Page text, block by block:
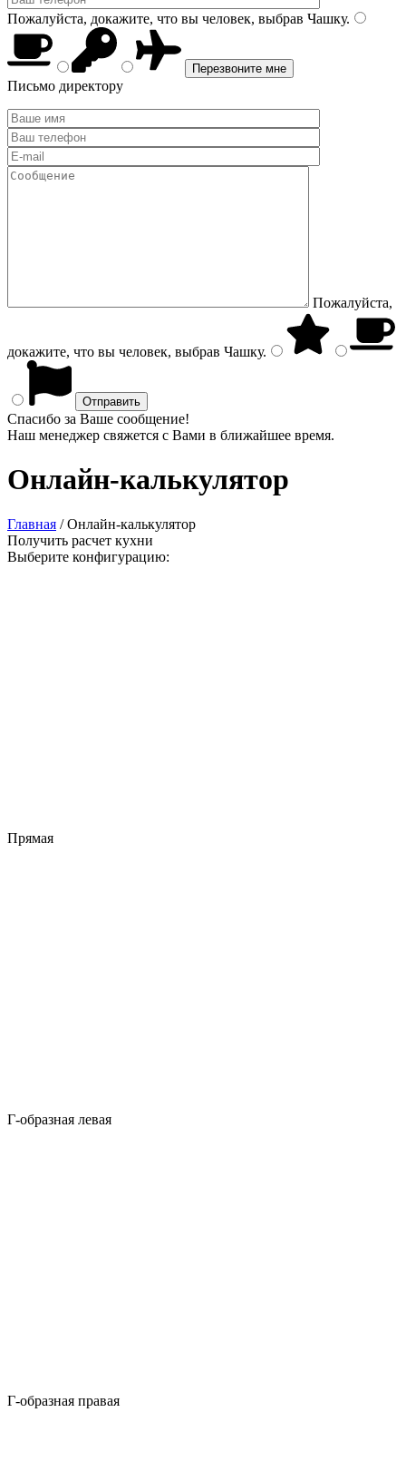
Пожалуйста, докажите, что вы человек, выбрав Чашку.
Письмо директору
Пожалуйста,
докажите, что вы человек, выбрав Чашку.
Спасибо за Ваше сообщение!
Наш менеджер свяжется с Вами в ближайшее время.
Онлайн-калькулятор
Главная /Онлайн-калькулятор
Получить расчет кухни
Выберите конфигурацию:
Прямая
Г-образная левая
Г-образная правая